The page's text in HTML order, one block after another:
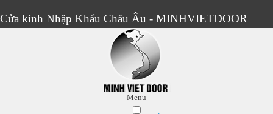
Cửa kính Nhập Khẩu Châu Âu - MINHVIETDOOR
Menu